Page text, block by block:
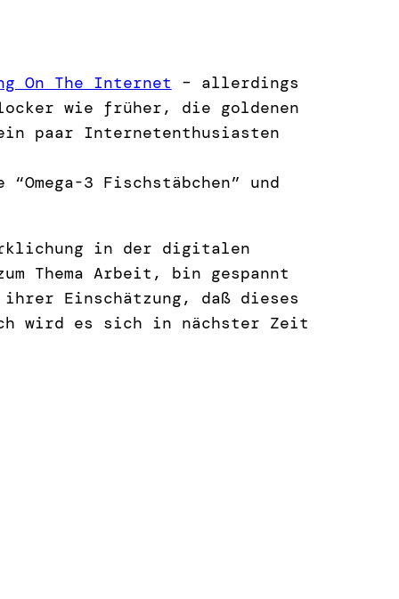
On The Internet – allerdings
wie früher, die goldenen
paar Internetenthusiasten
3 Fischstäbchen” und
in der digitalen
Thema Arbeit, bin gespannt
ihrer Einschätzung, daß dieses
wird es sich in nächster Zeit